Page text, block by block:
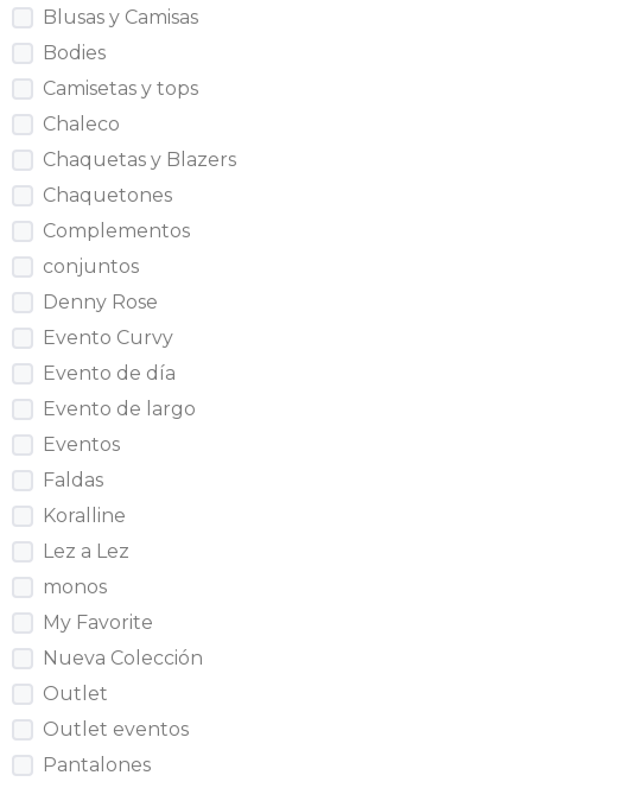
Blusas y Camisas
Bodies
Camisetas y tops
Chaleco
Chaquetas y Blazers
Chaquetones
Complementos
conjuntos
Denny Rose
Evento Curvy
Evento de día
Evento de largo
Eventos
Faldas
Koralline
Lez a Lez
monos
My Favorite
Nueva Colección
Outlet
Outlet eventos
Pantalones